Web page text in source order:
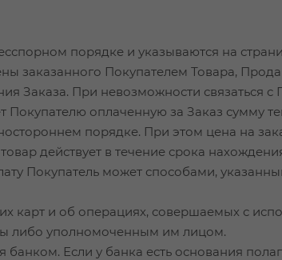
порядке и указываются на
заказанного Покупателем Товара,
Заказа. При невозможности связаться с
оплаченную за Заказ сумму
порядке. При этом цена на
действует в течение срока
Покупатель может способами,
карт и об операциях, совершаемых с
либо уполномоченным им лицом.
Если у банка есть основания